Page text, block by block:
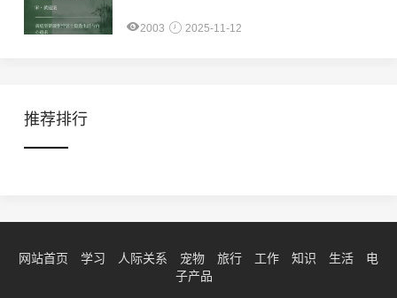
2003 2025-11-12
推荐排行
网站首页 学习 人际关系 宠物 旅行 工作 知识 生活
电
子产品